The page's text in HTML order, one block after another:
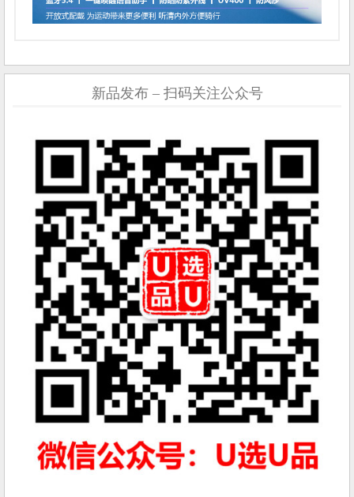
新品发布 – 扫码关注公众号